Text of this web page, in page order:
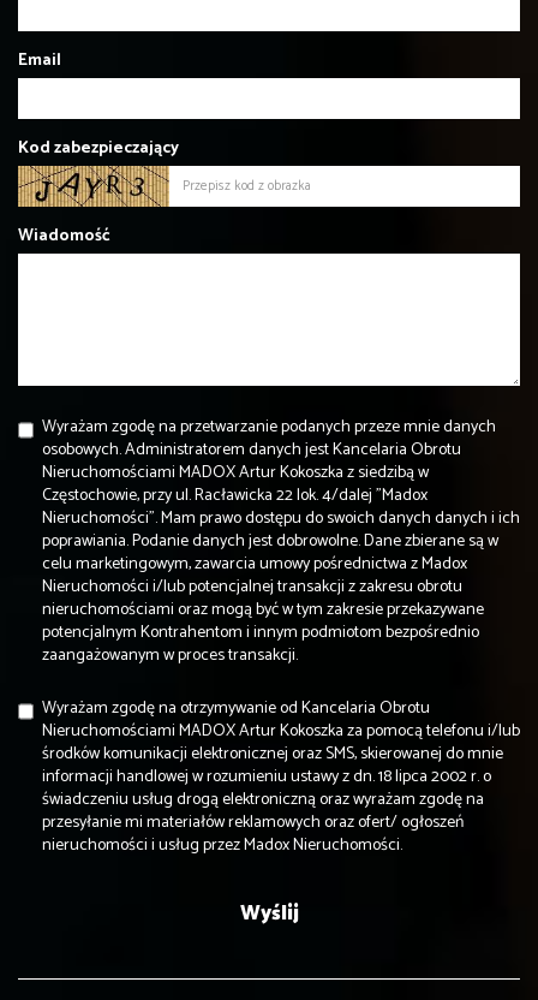
Email
Kod zabezpieczający
Wiadomość
Wyrażam zgodę na przetwarzanie podanych przeze mnie danych
osobowych. Administratorem danych jest Kancelaria Obrotu
Nieruchomościami MADOX Artur Kokoszka z siedzibą w
Częstochowie, przy ul. Racławicka 22 lok. 4/dalej "Madox
Nieruchomości". Mam prawo dostępu do swoich danych danych i ich
poprawiania. Podanie danych jest dobrowolne. Dane zbierane są w
celu marketingowym, zawarcia umowy pośrednictwa z Madox
Nieruchomości i/lub potencjalnej transakcji z zakresu obrotu
nieruchomościami oraz mogą być w tym zakresie przekazywane
potencjalnym Kontrahentom i innym podmiotom bezpośrednio
zaangażowanym w proces transakcji.
Wyrażam zgodę na otrzymywanie od Kancelaria Obrotu
Nieruchomościami MADOX Artur Kokoszka za pomocą telefonu i/lub
środków komunikacji elektronicznej oraz SMS, skierowanej do mnie
informacji handlowej w rozumieniu ustawy z dn. 18 lipca 2002 r. o
świadczeniu usług drogą elektroniczną oraz wyrażam zgodę na
przesyłanie mi materiałów reklamowych oraz ofert/ ogłoszeń
nieruchomości i usług przez Madox Nieruchomości.